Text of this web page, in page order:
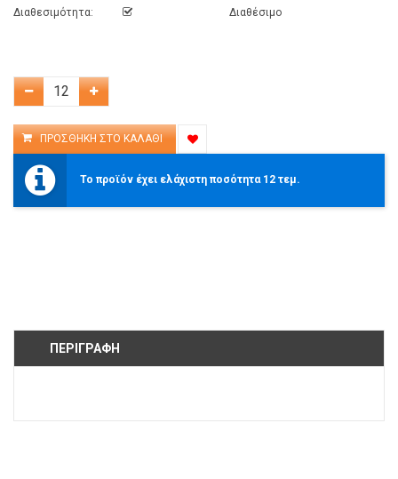
Διαθεσιμότητα:
Διαθέσιμο
Το προϊόν έχει ελάχιστη ποσότητα 12 τεμ.
ΠΕΡΙΓΡΑΦΉ